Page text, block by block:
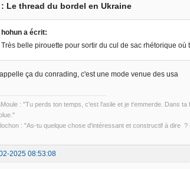
: Le thread du bordel en Ukraine
hohun a écrit:
Très belle pirouette pour sortir du cul de sac rhétorique où
ça du conrading, c'est une mode venue des usa
: "Tu perds ton temps, c'est l'asile et je t'emmerde. Dans
: "As-tu quelque chose d'intéressant et constructif à dire
2025 08:53:08